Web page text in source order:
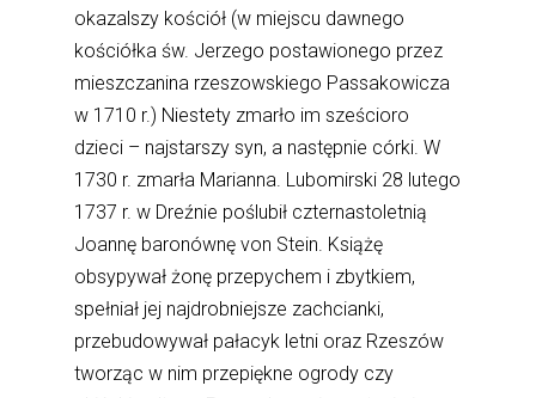
okazalszy kościół (w miejscu dawnego
kościółka św. Jerzego postawionego przez
mieszczanina rzeszowskiego Passakowicza
w 1710 r.) Niestety zmarło im sześcioro
dzieci – najstarszy syn, a następnie córki. W
1730 r. zmarła Marianna. Lubomirski 28 lutego
1737 r. w Dreźnie poślubił czternastoletnią
Joannę baronównę von Stein. Książę
obsypywał żonę przepychem i zbytkiem,
spełniał jej najdrobniejsze zachcianki,
przebudowywał pałacyk letni oraz Rzeszów
tworząc w nim przepiękne ogrody czy